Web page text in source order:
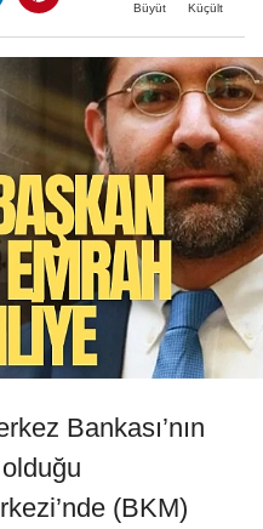
Büyüt Küçült
Bankası’nın
(BKM)